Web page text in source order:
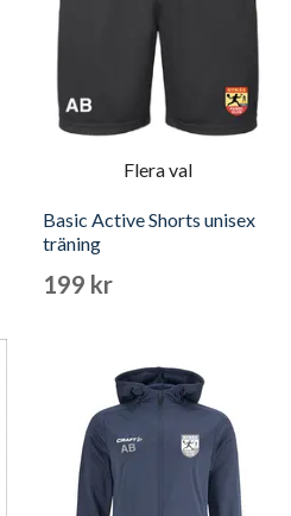
Flera val
Basic Active Shorts unisex
träning
199 kr